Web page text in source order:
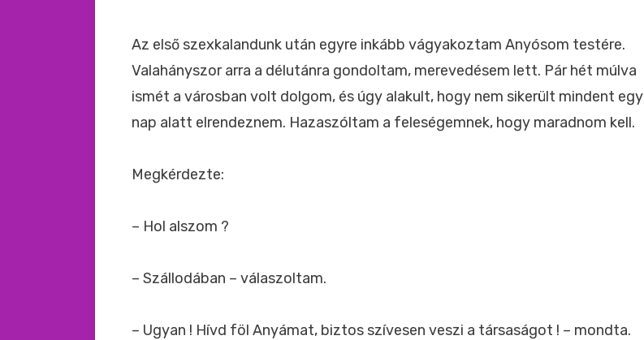
Az első szexkalandunk után egyre inkább vágyakoztam Anyósom testére.
Valahányszor arra a délutánra gondoltam, merevedésem lett. Pár hét múlva
ismét a városban volt dolgom, és úgy alakult, hogy nem sikerült mindent egy
nap alatt elrendeznem. Hazaszóltam a feleségemnek, hogy maradnom kell.
Megkérdezte:
– Hol alszom ?
– Szállodában – válaszoltam.
– Ugyan ! Hívd föl Anyámat, biztos szívesen veszi a társaságot ! – mondta.